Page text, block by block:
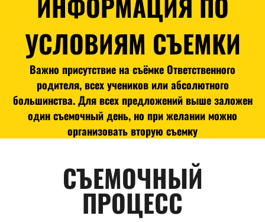
УСЛОВИЯМ СЪЕМКИ
Важно присутствие на съёмке Ответственного
родителя, всех учеников или абсолютного
большинства. Для всех предложений выше заложен
один съемочный день, но при желании можно
организовать вторую съемку
СЪЕМОЧНЫЙ
ПРОЦЕСС